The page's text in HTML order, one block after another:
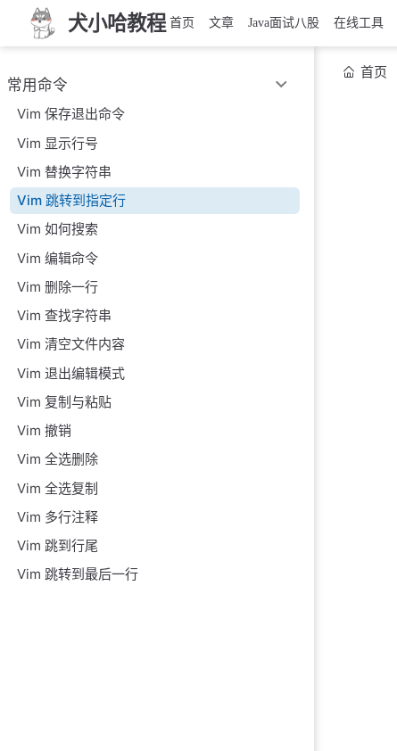
犬小哈教程 首页 文章 Java面试八股 在线工具
常用命令
Vim 保存退出命令
Vim 显示行号
Vim 替换字符串
Vim 跳转到指定行
Vim 如何搜索
Vim 编辑命令
Vim 删除一行
Vim 查找字符串
Vim 清空文件内容
Vim 退出编辑模式
Vim 复制与粘贴
Vim 撤销
Vim 全选删除
Vim 全选复制
Vim 多行注释
Vim 跳到行尾
Vim 跳转到最后一行
首页